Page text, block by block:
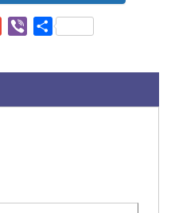
Gmail ViberShare